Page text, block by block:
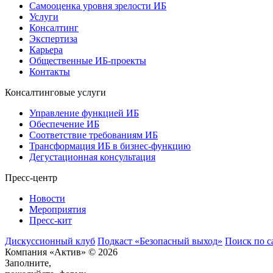
Самооценка уровня зрелости ИБ
Услуги
Консалтинг
Экспертиза
Карьера
Общественные ИБ-проекты
Контакты
Консалтинговые услуги
Управление функцией ИБ
Обеспечение ИБ
Соответствие требованиям ИБ
Трансформация ИБ в бизнес-функцию
Дегустационная консультация
Пресс-центр
Новости
Мероприятия
Пресс-кит
Дискуссионный клуб Подкаст «Безопасный выход» Поиск по
Компания «Актив» © 2026
Заполните,